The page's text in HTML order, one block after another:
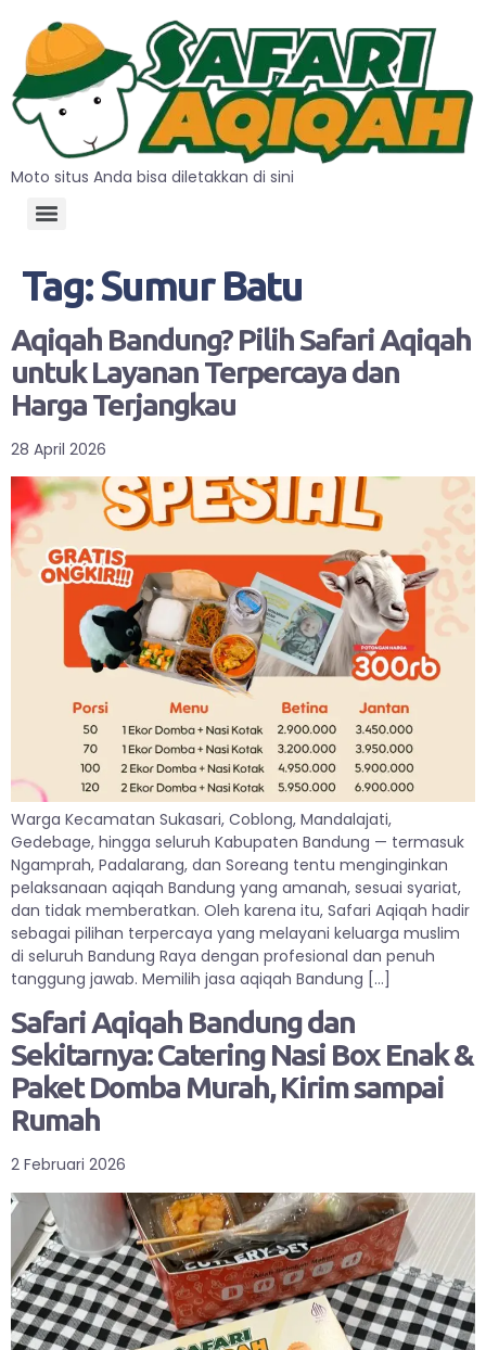
Moto situs Anda bisa diletakkan di sini
Tag:Sumur Batu
Aqiqah Bandung? Pilih Safari Aqiqah
untuk Layanan Terpercaya dan
Harga Terjangkau
28 April 2026
Warga Kecamatan Sukasari, Coblong, Mandalajati,
Gedebage, hingga seluruh Kabupaten Bandung — termasuk
Ngamprah, Padalarang, dan Soreang tentu menginginkan
pelaksanaan aqiqah Bandung yang amanah, sesuai syariat,
dan tidak memberatkan. Oleh karena itu, Safari Aqiqah hadir
sebagai pilihan terpercaya yang melayani keluarga muslim
di seluruh Bandung Raya dengan profesional dan penuh
tanggung jawab. Memilih jasa aqiqah Bandung […]
Safari Aqiqah Bandung dan
Sekitarnya: Catering Nasi Box Enak &
Paket Domba Murah, Kirim sampai
Rumah
2 Februari 2026